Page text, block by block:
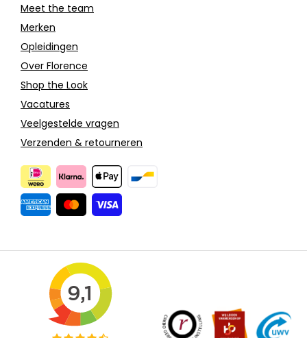
Meet the team
Merken
Opleidingen
Over Florence
Shop the Look
Vacatures
Veelgestelde vragen
Verzenden & retourneren